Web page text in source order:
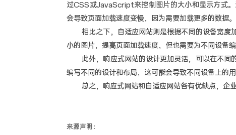
过CSS或JavaScript来控制图片的大小和显示方式
会导致页面加载速度变慢，因为需要加载更多的数据。
相比之下，自适应网站则是根据不同的设备宽度
小的图片，提高页面加载速度，但也需要为不同设备
此外，响应式网站的设计更加灵活，可以在不同
编写不同的设计和布局，这可能会导致不同设备上的用
总之，响应式网站和自适应网站各有优缺点，企业
来源声明：